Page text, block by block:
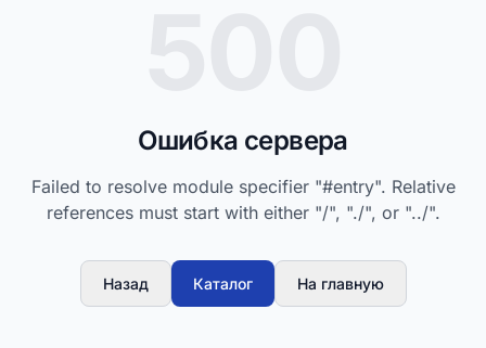
Ошибка сервера
Failed to resolve module specifier "#entry". Relative
references must start with either "/", "./", or "../".
Назад Каталог На главную